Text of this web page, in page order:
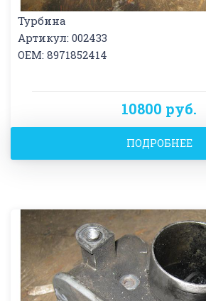
Турбина
Артикул: 002433
OEM: 8971852414
10800 руб.
ПОДРОБНЕЕ